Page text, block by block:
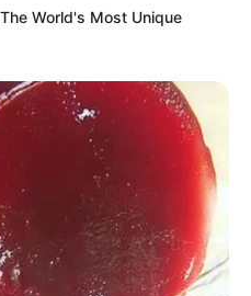
World's Most Unique